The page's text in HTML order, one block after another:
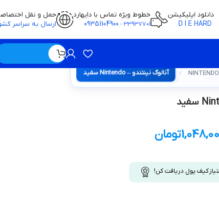
دانلود اپلیکیشن
خطوط ویژه تماس با دایهارد
33937701
-
09351104900
حمل و نقل
ارسال به سراسر
آنالوگ نینتندو – Nintendo سفید
تومان
کیف پول دریافت کن!